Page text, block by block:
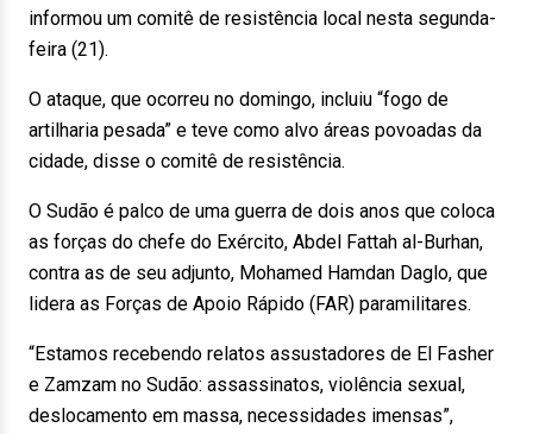
informou um comitê de resistência local nesta segunda-
feira (21).
O ataque, que ocorreu no domingo, incluiu “fogo de
artilharia pesada” e teve como alvo áreas povoadas da
cidade, disse o comitê de resistência.
O Sudão é palco de uma guerra de dois anos que coloca
as forças do chefe do Exército, Abdel Fattah al-Burhan,
contra as de seu adjunto, Mohamed Hamdan Daglo, que
lidera as Forças de Apoio Rápido (FAR) paramilitares.
“Estamos recebendo relatos assustadores de El Fasher
e Zamzam no Sudão: assassinatos, violência sexual,
deslocamento em massa, necessidades imensas”,